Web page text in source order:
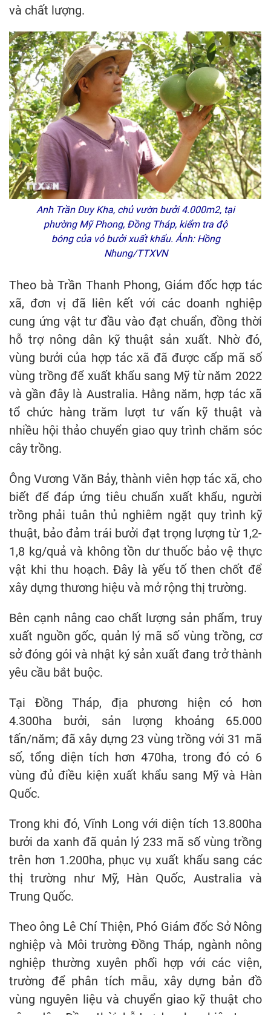
và chất lượng.
Anh Trần Duy Kha, chủ vườn bưởi 4.000m2, tại
phường Mỹ Phong, Đồng Tháp, kiểm tra độ
bóng của vỏ bưởi xuất khẩu. Ảnh: Hồng
Nhung/TTXVN
Theo bà Trần Thanh Phong, Giám đốc hợp tác
xã, đơn vị đã liên kết với các doanh nghiệp
cung ứng vật tư đầu vào đạt chuẩn, đồng thời
hỗ trợ nông dân kỹ thuật sản xuất. Nhờ đó,
vùng bưởi của hợp tác xã đã được cấp mã số
vùng trồng để xuất khẩu sang Mỹ từ năm 2022
và gần đây là Australia. Hằng năm, hợp tác xã
tổ chức hàng trăm lượt tư vấn kỹ thuật và
nhiều hội thảo chuyển giao quy trình chăm sóc
cây trồng.
Ông Vương Văn Bảy, thành viên hợp tác xã, cho
biết để đáp ứng tiêu chuẩn xuất khẩu, người
trồng phải tuân thủ nghiêm ngặt quy trình kỹ
thuật, bảo đảm trái bưởi đạt trọng lượng từ 1,2-
1,8 kg/quả và không tồn dư thuốc bảo vệ thực
vật khi thu hoạch. Đây là yếu tố then chốt để
xây dựng thương hiệu và mở rộng thị trường.
Bên cạnh nâng cao chất lượng sản phẩm, truy
xuất nguồn gốc, quản lý mã số vùng trồng, cơ
sở đóng gói và nhật ký sản xuất đang trở thành
yêu cầu bắt buộc.
Tại Đồng Tháp, địa phương hiện có hơn
4.300ha bưởi, sản lượng khoảng 65.000
tấn/năm; đã xây dựng 23 vùng trồng với 31 mã
số, tổng diện tích hơn 470ha, trong đó có 6
vùng đủ điều kiện xuất khẩu sang Mỹ và Hàn
Quốc.
Trong khi đó, Vĩnh Long với diện tích 13.800ha
bưởi da xanh đã quản lý 233 mã số vùng trồng
trên hơn 1.200ha, phục vụ xuất khẩu sang các
thị trường như Mỹ, Hàn Quốc, Australia và
Trung Quốc.
Theo ông Lê Chí Thiện, Phó Giám đốc Sở Nông
nghiệp và Môi trường Đồng Tháp, ngành nông
nghiệp thường xuyên phối hợp với các viện,
trường để phân tích mẫu, xây dựng bản đồ
vùng nguyên liệu và chuyển giao kỹ thuật cho